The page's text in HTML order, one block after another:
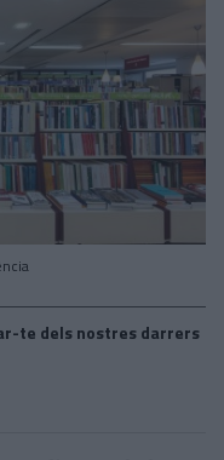
te dels nostres darrers